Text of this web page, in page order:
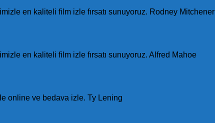
en kaliteli film izle fırsatı sunuyoruz. Rodney Mitchener
en kaliteli film izle fırsatı sunuyoruz. Alfred Mahoe
online ve bedava izle. Ty Lening